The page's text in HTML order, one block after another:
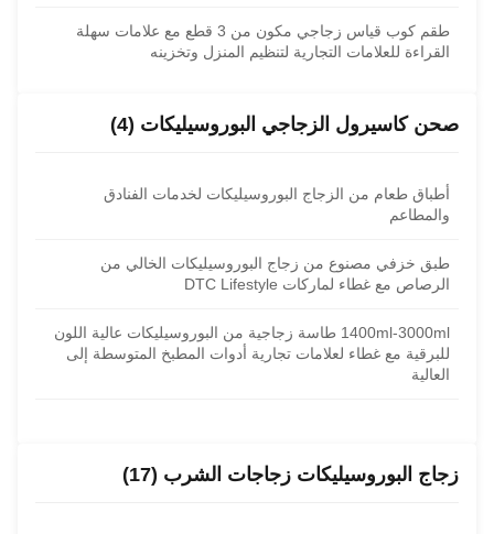
طقم كوب قياس زجاجي مكون من 3 قطع مع علامات سهلة
القراءة للعلامات التجارية لتنظيم المنزل وتخزينه
صحن كاسيرول الزجاجي البوروسيليكات (4)
أطباق طعام من الزجاج البوروسيليكات لخدمات الفنادق
والمطاعم
طبق خزفي مصنوع من زجاج البوروسيليكات الخالي من
الرصاص مع غطاء لماركات DTC Lifestyle
1400ml-3000ml طاسة زجاجية من البوروسيليكات عالية اللون
للبرقية مع غطاء لعلامات تجارية أدوات المطبخ المتوسطة إلى
العالية
زجاج البوروسيليكات زجاجات الشرب (17)